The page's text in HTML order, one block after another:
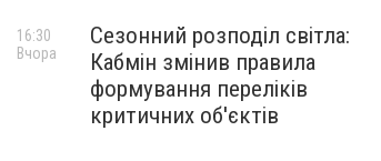
Сезонний розподіл світла:
Кабмін змінив правила
формування переліків
критичних об'єктів
16:30
Вчора